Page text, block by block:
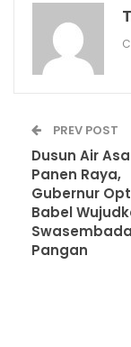
PREV POST
Dusun Air
Panen Raya,
Gubernur
Babel
Swasembada
Pangan